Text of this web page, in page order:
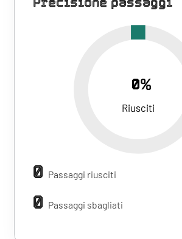
0%
Riusciti
0 Passaggi riusciti
0 Passaggi sbagliati